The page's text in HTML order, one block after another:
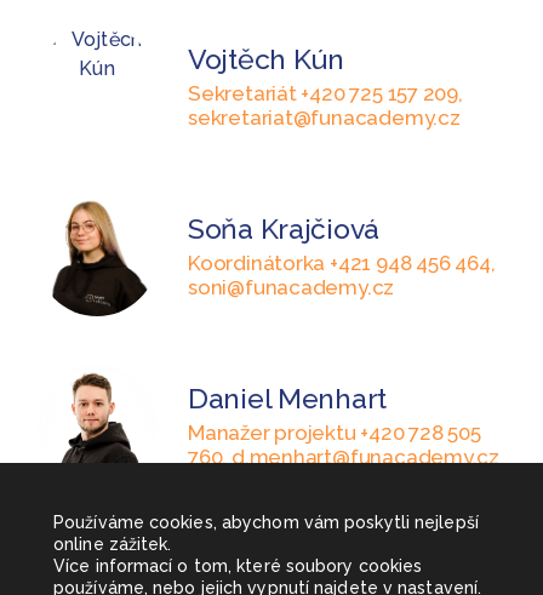
Vojtěch Kún
Sekretariát +420 725 157 209,
sekretariat@funacademy.cz
Soňa Krajčiová
Koordinátorka +421 948 456 464,
soni@funacademy.cz
Daniel Menhart
Manažer projektu +420 728 505
760, d.menhart@funacademy.cz
Používáme cookies, abychom vám poskytli nejlepší
online zážitek.
Více informací o tom, které soubory cookies
používáme, nebo jejich vypnutí najdete vnastavení.